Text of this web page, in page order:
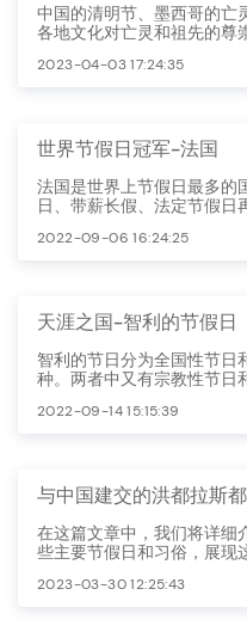
中国的清明节、墨西哥的亡
各地文化对亡灵和祖先的尊
们各自的有趣故事和独特习
2023-04-03 17:24:35
世界节假日冠军-法国
法国是世界上节假日最多的
日、带薪长假、法定节假日
2022-09-06 16:24:25
天涯之国-智利的节假日
智利的节日分为全国性节日
种。两者中又有宗教性节日
和风俗习惯。
2022-09-14 15:15:39
与中国建交的洪都拉斯
在这篇文章中，我们将详细
些主要节假日和习俗，展现
2023-03-30 12:25:43